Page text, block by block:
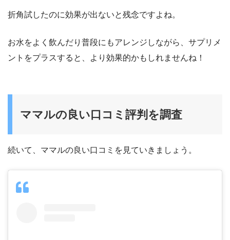
折角試したのに効果が出ないと残念ですよね。
お水をよく飲んだり普段にもアレンジしながら、サプリメ
ントをプラスすると、より効果的かもしれませんね！
ママルの良い口コミ評判を調査
続いて、ママルの良い口コミを見ていきましょう。